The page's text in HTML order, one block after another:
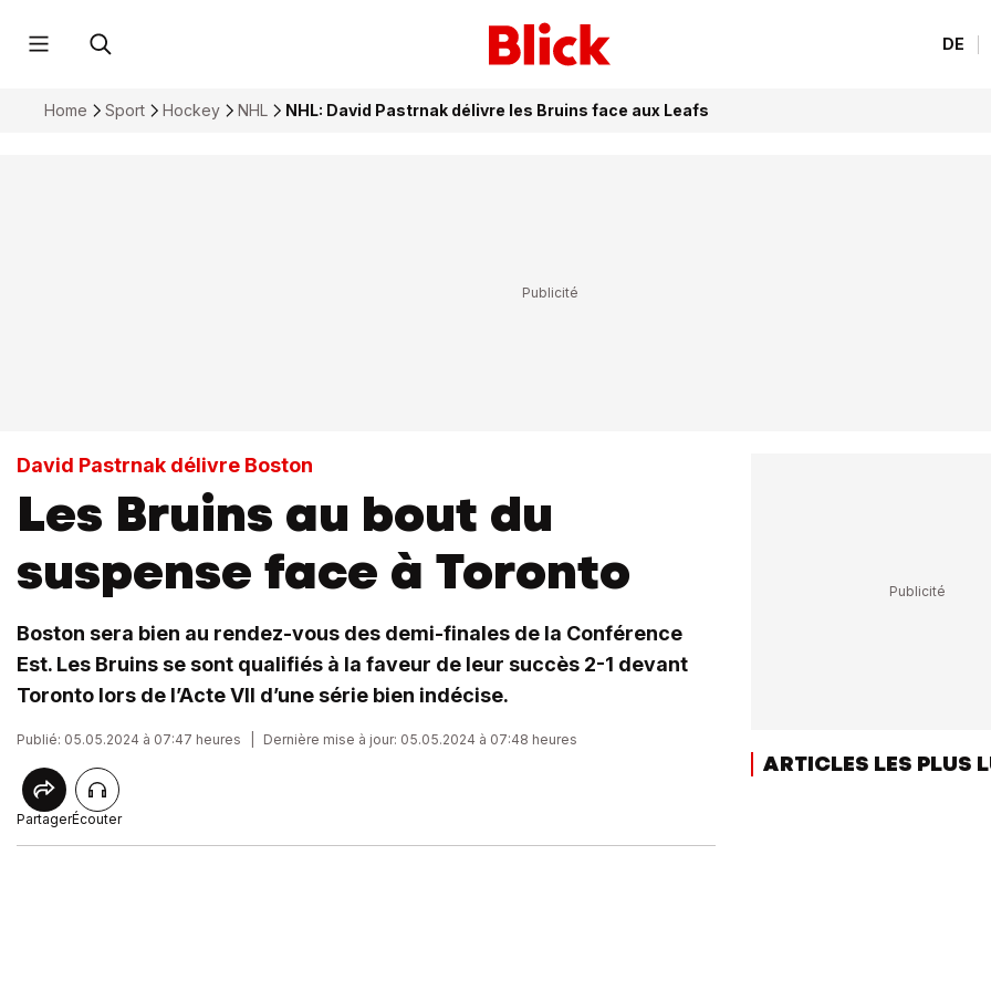
DE
Home Sport Hockey NHL NHL: David Pastrnak délivre les Bruins face aux Leafs
David Pastrnak délivre Boston
Les Bruins au bout du
suspense face à Toronto
Boston sera bien au rendez-vous des demi-finales de la Conférence
Est. Les Bruins se sont qualifiés à la faveur de leur succès 2-1 devant
Toronto lors de l’Acte VII d’une série bien indécise.
Publié: 05.05.2024 à 07:47 heures Dernière mise à jour: 05.05.2024 à 07:48 heures
PartagerÉcouter
ARTICLES LES PLUS